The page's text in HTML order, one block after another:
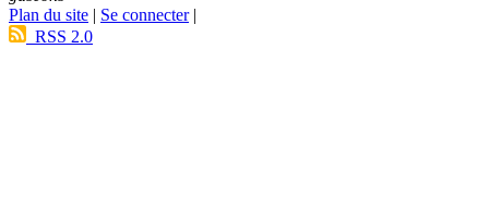
Plan du site | Se connecter|
RSS 2.0